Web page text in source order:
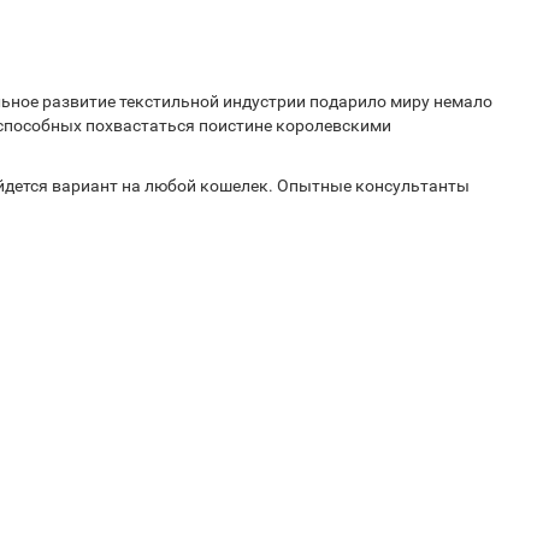
развитие текстильной индустрии подарило миру немало
похвастаться поистине королевскими
вариант на любой кошелек. Опытные консультанты